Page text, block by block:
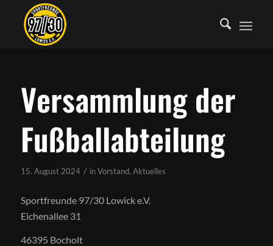
Versammlung der
Fußballabteilung
15. August 2024 / inVorstand, Aktuelles
Sportfreunde 97/30 Lowick e.V.
Eichenallee 31
46395 Bocholt